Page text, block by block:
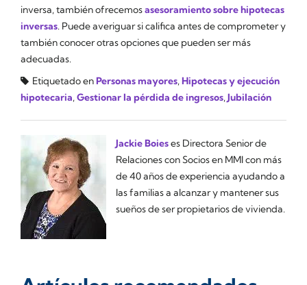
inversa, también ofrecemosasesoramiento sobre hipotecas
inversas. Puede averiguar si califica antes de comprometer y
también conocer otras opciones que pueden ser más
adecuadas.
Etiquetado enPersonas mayores,Hipotecas y ejecución
hipotecaria,Gestionar la pérdida de ingresos,Jubilación
Jackie Boieses Directora Senior de
Relaciones con Socios en MMI con más
de 40 años de experiencia ayudando a
las familias a alcanzar y mantener sus
sueños de ser propietarios de vivienda.